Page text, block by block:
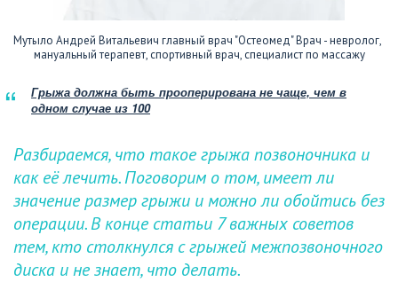
Мутыло Андрей Витальевич главный врач "Остеомед" Врач - невролог,
мануальный терапевт, спортивный врач, специалист по массажу
Грыжа должна быть прооперирована не чаще, чем в
одном случае из 100
Разбираемся, что такое грыжа позвоночника и
как её лечить. Поговорим о том, имеет ли
значение размер грыжи и можно ли обойтись без
операции. В конце статьи 7 важных советов
тем, кто столкнулся с грыжей межпозвоночного
диска и не знает, что делать.